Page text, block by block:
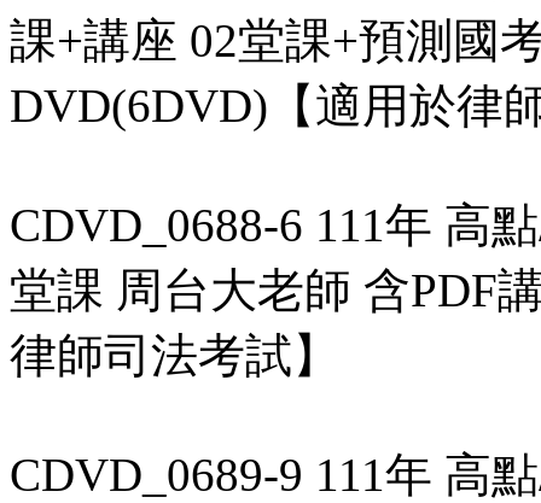
課+講座 02堂課+預測國
DVD(6DVD)【適用於律
CDVD_0688-6 111年 高
堂課 周台大老師 含PDF
律師司法考試】
CDVD_0689-9 111年 高